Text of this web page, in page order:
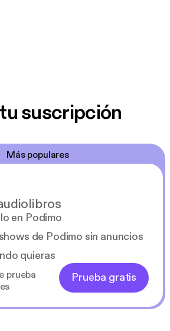
suscripción
Más populares
en Podimo
de Podimo sin anuncios
quieras
prueba
Prueba gratis